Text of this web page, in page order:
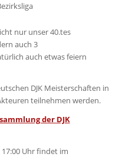
nur unser 40.tes
auch 3
auch etwas feiern
DJK Meisterschaften in
teilnehmen werden.
der DJK
Uhr findet im